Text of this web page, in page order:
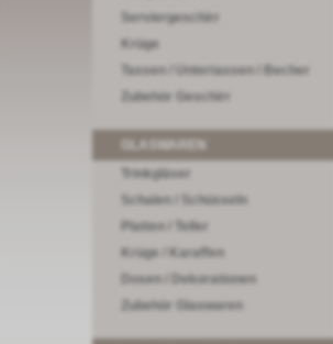
Serviergeschirr
Krüge
Tassen / Untertassen / Becher
Zubehör Geschirr
Trinkgläser
Schalen / Schüsseln
Platten / Teller
Krüge / Karaffen
Dosen / Dekorationen
Zubehör Glaswaren